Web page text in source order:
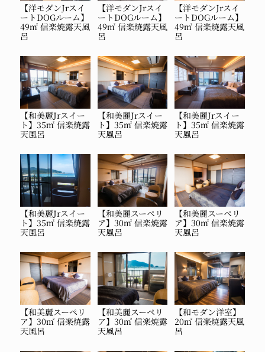
【洋モダンJrスイ
ートDOGルーム】
49㎡ 信楽焼露天風
呂
【洋モダンJrスイ
ートDOGルーム】
49㎡ 信楽焼露天風
呂
【洋モダンJrスイ
ートDOGルーム】
49㎡ 信楽焼露天風
呂
【和美麗Jrスイー
ト】35㎡ 信楽焼露
天風呂
【和美麗Jrスイー
ト】35㎡ 信楽焼露
天風呂
【和美麗Jrスイー
ト】35㎡ 信楽焼露
天風呂
【和美麗Jrスイー
ト】35㎡ 信楽焼露
天風呂
【和美麗スーペリ
ア】30㎡ 信楽焼露
天風呂
【和美麗スーペリ
ア】30㎡ 信楽焼露
天風呂
【和美麗スーペリ
ア】30㎡ 信楽焼露
天風呂
【和美麗スーペリ
ア】30㎡ 信楽焼露
天風呂
【和モダン洋室】
20㎡ 信楽焼露天風
呂